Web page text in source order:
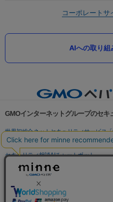
コーポレートサ
AIへの取り組
GMOインターネットグループのセキ
世界初総合ネットセキュリティサービス「
パスワード漏洩診断
Webサイトリスク
セキュリティ相談AIチャットボット
実在証明・盗聴対策
サイバー攻撃対策（GMO Flatt Security）